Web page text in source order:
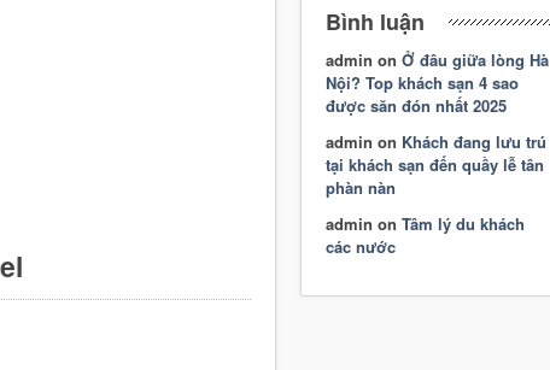
Bình luận
admin on Ở đâu giữa lòng Hà
Nội? Top khách sạn 4 sao
được săn đón nhất 2025
admin on Khách đang lưu trú
tại khách sạn đến quầy lễ tân
phàn nàn
admin on Tâm lý du khách
các nước